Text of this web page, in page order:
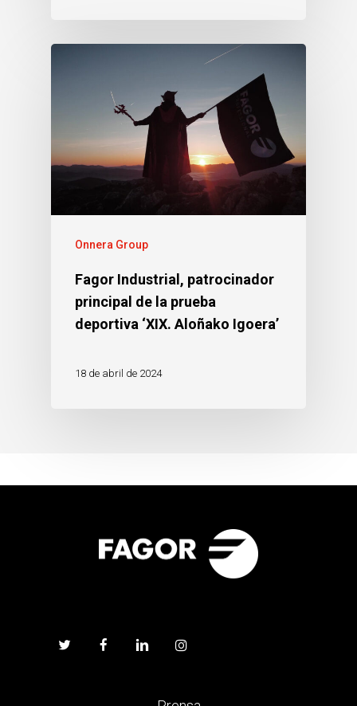
Onnera Group
Fagor Industrial, patrocinador
principal de la prueba
deportiva ‘XIX. Aloñako Igoera’
18 de abril de 2024